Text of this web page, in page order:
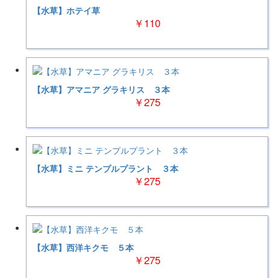
【水草】ホテイ草
￥110
【水草】アマニア グラキリス ３本
￥275
【水草】ミニ テンプルプラント ３本
￥275
【水草】西洋キクモ ５本
￥275